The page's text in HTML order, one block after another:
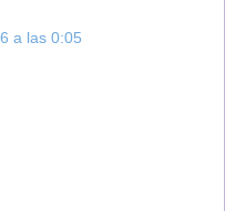
a las 0:05